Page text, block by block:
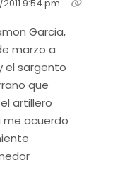
9:54 pm
Garcia,
marzo a
el sargento
que
artillero
me acuerdo